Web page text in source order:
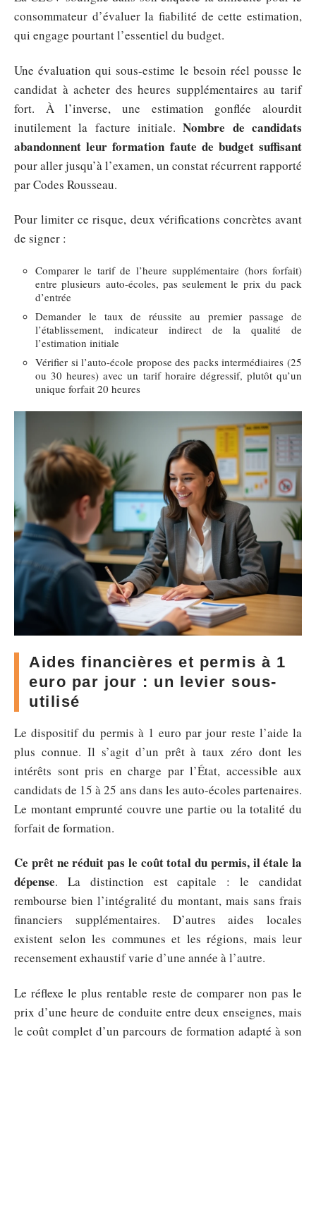
consommateur d’évaluer la fiabilité de cette estimation,
qui engage pourtant l’essentiel du budget.
Une évaluation qui sous-estime le besoin réel pousse le
candidat à acheter des heures supplémentaires au tarif
fort. À l’inverse, une estimation gonflée alourdit
inutilement la facture initiale.Nombre de candidats
abandonnent leur formation faute de budget suffisant
pour aller jusqu’à l’examen, un constat récurrent rapporté
par Codes Rousseau.
Pour limiter ce risque, deux vérifications concrètes avant
de signer :
Comparer le tarif de l’heure supplémentaire (hors forfait)
entre plusieurs auto-écoles, pas seulement le prix du pack
d’entrée
Demander le taux de réussite au premier passage de
l’établissement, indicateur indirect de la qualité de
l’estimation initiale
Vérifier si l’auto-école propose des packs intermédiaires (25
ou 30 heures) avec un tarif horaire dégressif, plutôt qu’un
unique forfait 20 heures
Aides financières et permis à 1
euro par jour : un levier sous-
utilisé
Le dispositif du permis à 1 euro par jour reste l’aide la
plus connue. Il s’agit d’un prêt à taux zéro dont les
intérêts sont pris en charge par l’État, accessible aux
candidats de 15 à 25 ans dans les auto-écoles partenaires.
Le montant emprunté couvre une partie ou la totalité du
forfait de formation.
Ce prêt ne réduit pas le coût total du permis, il étale la
dépense. La distinction est capitale : le candidat
rembourse bien l’intégralité du montant, mais sans frais
financiers supplémentaires. D’autres aides locales
existent selon les communes et les régions, mais leur
recensement exhaustif varie d’une année à l’autre.
Le réflexe le plus rentable reste de comparer non pas le
prix d’une heure de conduite entre deux enseignes, mais
le coût complet d’un parcours de formation adapté à son